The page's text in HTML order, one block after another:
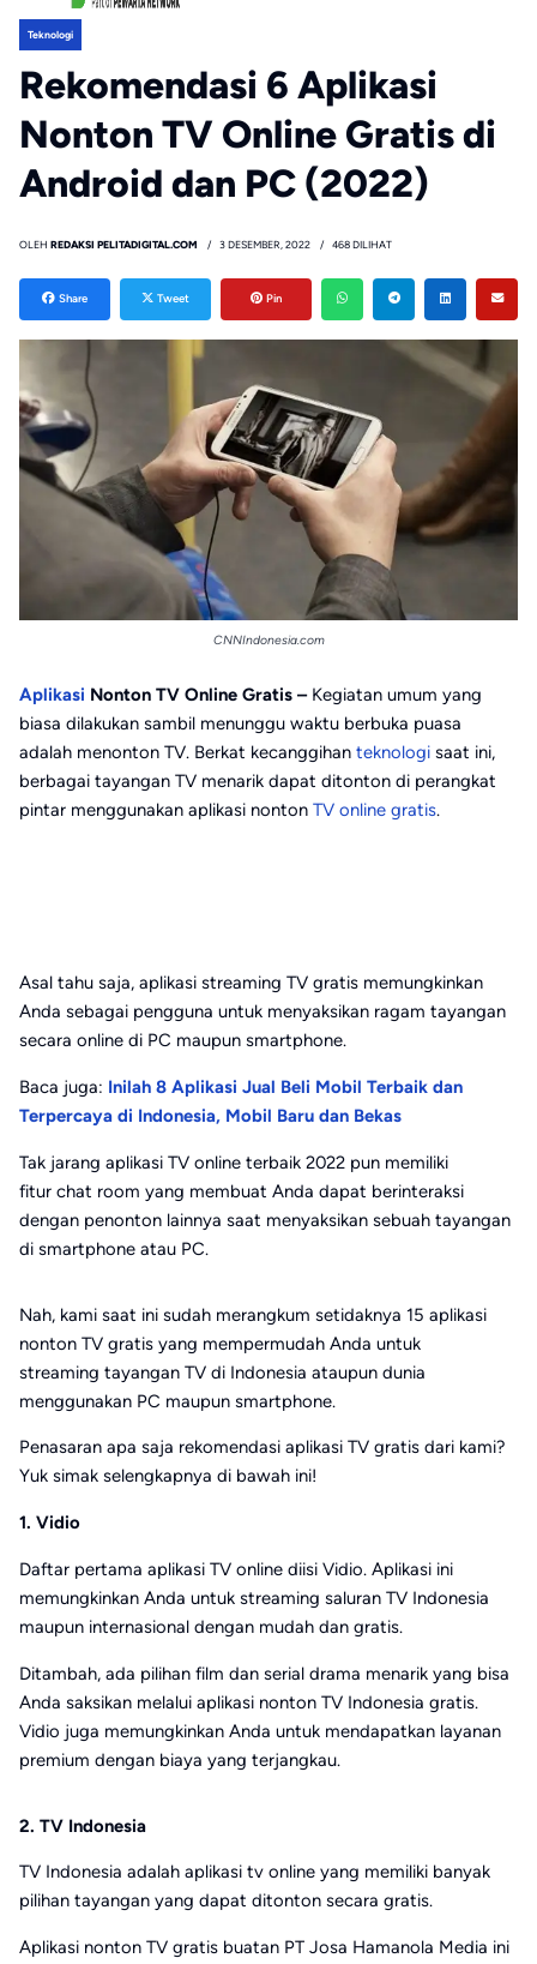
Teknologi
Rekomendasi 6 Aplikasi
Nonton TV Online Gratis di
Android dan PC (2022)
OLEH REDAKSI PELITADIGITAL.COM 3 DESEMBER, 2022 468 DILIHAT
Share Tweet Pin
CNNIndonesia.com
Aplikasi Nonton TV Online Gratis – Kegiatan umum yang
biasa dilakukan sambil menunggu waktu berbuka puasa
adalah menonton TV. Berkat kecanggihan teknologi saat ini,
berbagai tayangan TV menarik dapat ditonton di perangkat
pintar menggunakan aplikasi nonton TV online gratis.
Asal tahu saja, aplikasi streaming TV gratis memungkinkan
Anda sebagai pengguna untuk menyaksikan ragam tayangan
secara online di PC maupun smartphone.
Baca juga: Inilah 8 Aplikasi Jual Beli Mobil Terbaik dan
Terpercaya di Indonesia, Mobil Baru dan Bekas
Tak jarang aplikasi TV online terbaik 2022 pun memiliki
fitur chat room yang membuat Anda dapat berinteraksi
dengan penonton lainnya saat menyaksikan sebuah tayangan
di smartphone atau PC.
Nah, kami saat ini sudah merangkum setidaknya 15 aplikasi
nonton TV gratis yang mempermudah Anda untuk
streaming tayangan TV di Indonesia ataupun dunia
menggunakan PC maupun smartphone.
Penasaran apa saja rekomendasi aplikasi TV gratis dari kami?
Yuk simak selengkapnya di bawah ini!
1. Vidio
Daftar pertama aplikasi TV online diisi Vidio. Aplikasi ini
memungkinkan Anda untuk streaming saluran TV Indonesia
maupun internasional dengan mudah dan gratis.
Ditambah, ada pilihan film dan serial drama menarik yang bisa
Anda saksikan melalui aplikasi nonton TV Indonesia gratis.
Vidio juga memungkinkan Anda untuk mendapatkan layanan
premium dengan biaya yang terjangkau.
2. TV Indonesia
TV Indonesia adalah aplikasi tv online yang memiliki banyak
pilihan tayangan yang dapat ditonton secara gratis.
Aplikasi nonton TV gratis buatan PT Josa Hamanola Media ini